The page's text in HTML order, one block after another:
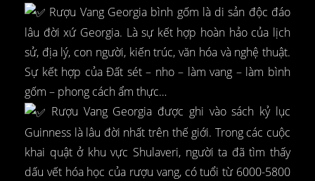
Rượu Vang Georgia bình gốm là di sản độc đáo
lâu đời xứ Georgia. Là sự kết hợp hoàn hảo của lịch
sử, địa lý, con người, kiến trúc, văn hóa và nghệ thuật.
Sự kết hợp của Đất sét – nho – làm vang – làm bình
gốm – phong cách ẩm thực…
Rượu Vang Georgia được ghi vào sách kỷ lục
Guinness là lâu đời nhất trên thế giới. Trong các cuộc
khai quật ở khu vực Shulaveri, người ta đã tìm thấy
dấu vết hóa học của rượu vang, có tuổi từ 6000-5800